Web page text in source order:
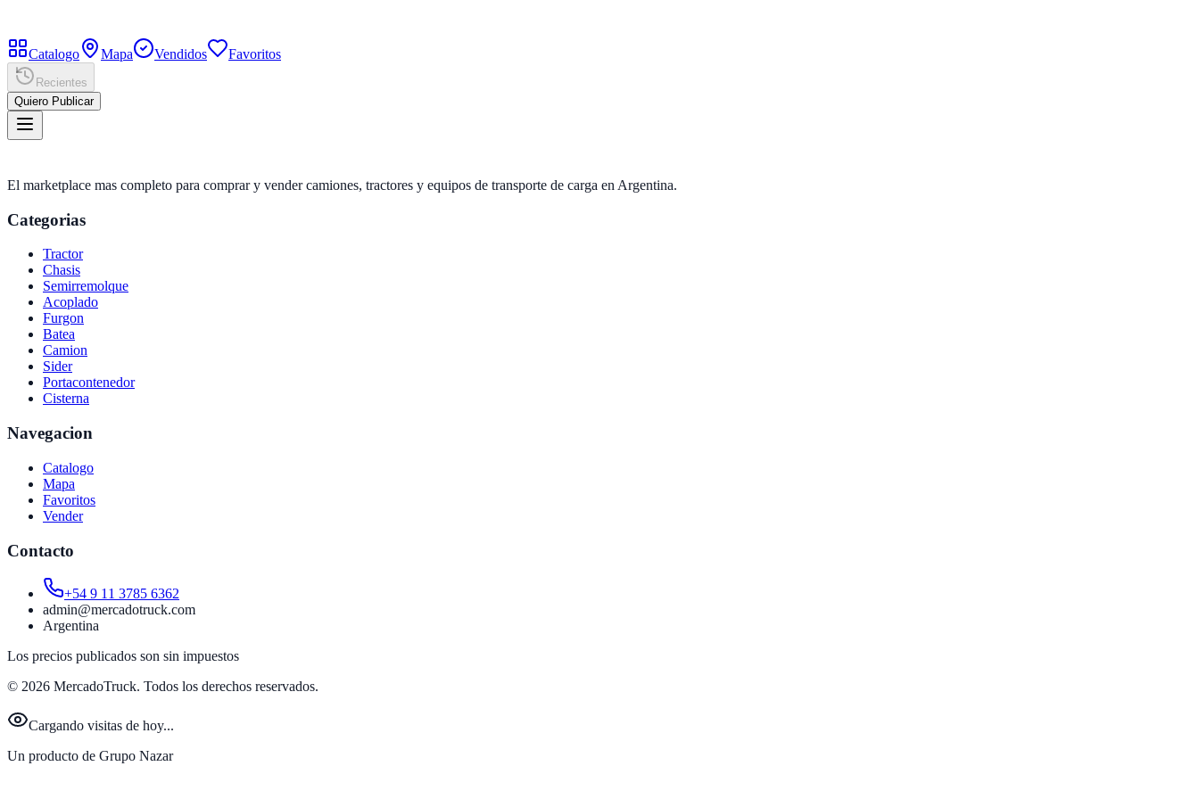
Catalogo Mapa Vendidos Favoritos
Recientes
Quiero Publicar
El marketplace mas completo para comprar y vender camiones, tractores y equipos de transporte de carga en Argentina.
Categorias
Tractor
Chasis
Semirremolque
Acoplado
Furgon
Batea
Camion
Sider
Portacontenedor
Cisterna
Navegacion
Catalogo
Mapa
Favoritos
Vender
Contacto
+54 9 11 3785 6362
admin@mercadotruck.com
Argentina
Los precios publicados son sin impuestos
© 2026 MercadoTruck. Todos los derechos reservados.
Cargando visitas de hoy...
Un producto de Grupo Nazar